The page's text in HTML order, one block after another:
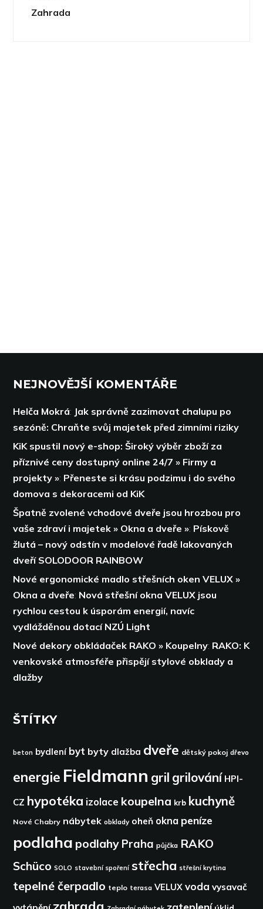
Zahrada
NEJNOVĚJŠÍ KOMENTÁŘE
Helča Mokrá: Jak správně zazimovat chalupu po
sezóně: Chraňte svůj majetek před zimními riziky
KiK spustil nový e-shop: Široký výběr zboží za
příznivé ceny dostupný online 24/7 » Firmy a
projekty »: Přeneste si krásu podzimu i do svého
domova s dekoracemi od KiK
Špatně zvolené vchodové dveře jsou hrozbou pro
vaše zdraví i majetek » Okna a dveře »: Pískově
žlutá – nový odstín v modelové řadě lakovaných
dveří SOLODOOR RAINBOW
Nové ergonomické madlo střešních oken VELUX »
Okna a dveře: Nová střešní okna VELUX jsou
rychlou cestou k úsporám energií, navíc
vydlážděnou dotací NZÚ Light
Nové dekory obkládaček RAKO » Koupelny: RAKO: K
venkovské atmosféře přispějí stylové obklady a
dlažby
ŠTÍTKY
beton bydlení byt byty dlažba dveře dětský pokoj dřevo
energie Fieldmann gril grilování HPI-
CZ hypotéka izolace koupelna krb kuchyně
Nové Chabry nábytek obklady oheň okna peníze
podlaha podlahy Praha půjčka RAKO
Schüco SOLO stavební spoření střecha střešní krytina
tepelné čerpadlo teplo terasa VELUX voda vysavač
zateplení